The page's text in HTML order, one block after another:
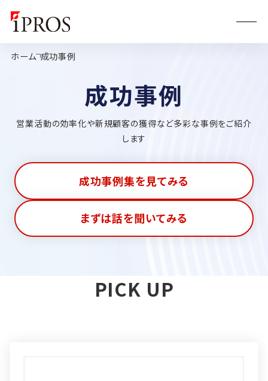
ホーム 成功事例
成功事例
営業活動の効率化や新規顧客の獲得など多彩な事例をご紹介
します
成功事例集を見てみる
まずは話を聞いてみる
PICK UP